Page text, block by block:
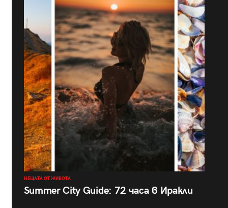
НЕЩАТА ОТ ЖИВОТА
Summer City Guide: 72 часа в Иракли